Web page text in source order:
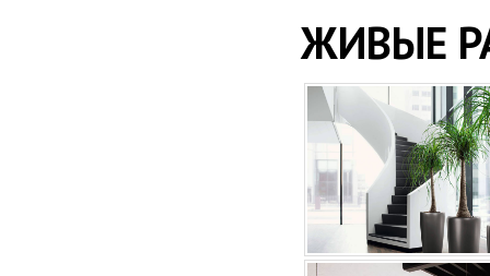
ЖИВЫЕ